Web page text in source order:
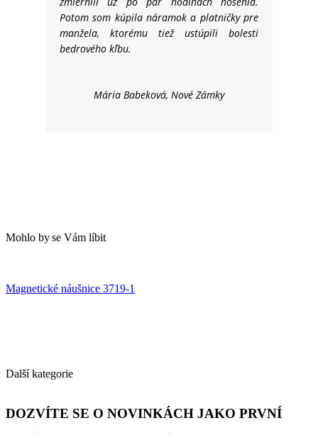
Potom som kúpila náramok a platničky pre
manžela, ktorému tiež ustúpili bolesti
bedrového kĺbu.
Mária Babeková, Nové Zámky
Mohlo by.se Vám líbit
Magnetické náušnice 3719-1
Další.kategorie
DOZVÍTE SE O NOVINKÁCH JAKO PRVNÍ